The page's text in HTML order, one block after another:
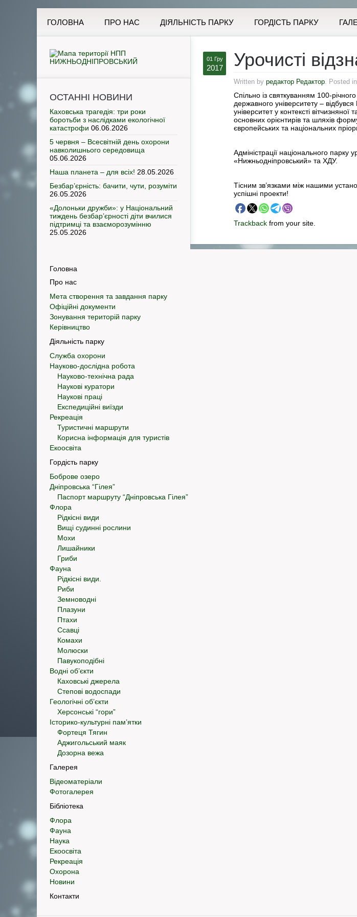
ГОЛОВНА ПРО НАС ДІЯЛЬНІСТЬ ПАРКУ ГОРДІСТЬ ПАРКУ
01 Гру
2017 Урочисті
Written by редактор Редактор. Posted in
Спільно із святкуванням 100-
державного університету –
університет у контексті
основних орієнтирів та шляхів
європейських та національних
Адміністрації національного парку
«Нижньодніпровський» та ХДУ.
Тісним зв’язками між нашими
успішні проекти!
Trackback from your site.
ОСТАННІ НОВИНИ
Каховська трагедія: три роки
боротьби з наслідками екологічної
катастрофи 06.06.2026
5 червня – Всесвітній день охорони
навколишнього середовища
05.06.2026
Наша планета – для всіх! 28.05.2026
Безбар’єрність: бачити, чути, розуміти
26.05.2026
«Долоньки дружби»: у Національний
тиждень безбар’єрності діти вчилися
підтримці та взаєморозумінню
25.05.2026
Головна
Про нас
Мета створення та завдання парку
Офіційні документи
Зонування територій парку
Керівництво
Діяльність парку
Служба охорони
Науково-дослідна робота
Науково-технічна рада
Наукові куратори
Наукові праці
Експедиційні виїзди
Рекреація
Туристичні маршрути
Корисна інформація для туристів
Екоосвіта
Гордість парку
Боброве озеро
Дніпровська “Гілея”
Паспорт маршруту “Дніпровська Гілея”
Флора
Рідкісні види
Вищі судинні рослини
Мохи
Лишайники
Гриби
Фауна
Рідкісні види.
Риби
Земноводні
Плазуни
Птахи
Ссавці
Комахи
Молюски
Павукоподібні
Водні об’єкти
Каховські джерела
Степові водоспади
Геологічні об’єкти
Херсонські “гори”
Історико-культурні пам’ятки
Фортеця Тягин
Аджигольський маяк
Дозорна вежа
Галерея
Відеоматеріали
Фотогалерея
Бібліотека
Флора
Фауна
Наука
Екоосвіта
Рекреація
Охорона
Новини
Контакти